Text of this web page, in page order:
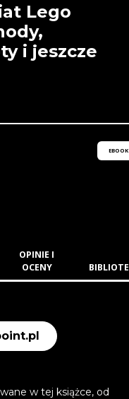
Lego
i jeszcze
EBOOK
OPINIE I
OCENY
w tej książce, od